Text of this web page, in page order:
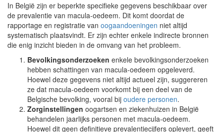
In België zijn er beperkte specifieke gegevens beschikbaar over
de prevalentie van macula-oedeem. Dit komt doordat de
rapportage en registratie van oogaandoeningen niet altijd
systematisch plaatsvindt. Er zijn echter enkele indirecte bronnen
die enig inzicht bieden in de omvang van het probleem.
Bevolkingsonderzoeken enkele bevolkingsonderzoeken
hebben schattingen van macula-oedeem opgeleverd.
Hoewel deze gegevens niet altijd actueel zijn, suggereren
ze dat macula-oedeem voorkomt bij een deel van de
Belgische bevolking, vooral bij oudere personen.
Zorginstellingen oogartsen en ziekenhuizen in België
behandelen jaarlijks personen met macula-oedeem.
Hoewel dit geen definitieve prevalentiecijfers oplevert, geeft